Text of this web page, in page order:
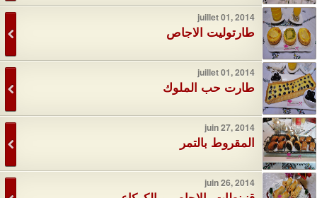
juillet 01, 2014
طارتوليت الاجاص
juillet 01, 2014
طارت حب الملوك
juin 27, 2014
المقروط بالتمر
juin 26, 2014